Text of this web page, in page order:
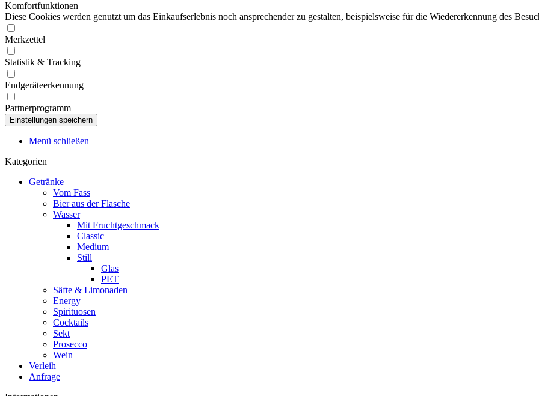
Komfortfunktionen
Diese Cookies werden genutzt um das Einkaufserlebnis noch ansprechender zu gestalten, beispielsweise für die Wiedererkennung des
Merkzettel
Statistik & Tracking
Endgeräteerkennung
Partnerprogramm
Menü schließen
Kategorien
Getränke
Vom Fass
Bier aus der Flasche
Wasser
Mit Fruchtgeschmack
Classic
Medium
Still
Glas
PET
Säfte & Limonaden
Energy
Spirituosen
Cocktails
Sekt
Prosecco
Wein
Verleih
Anfrage